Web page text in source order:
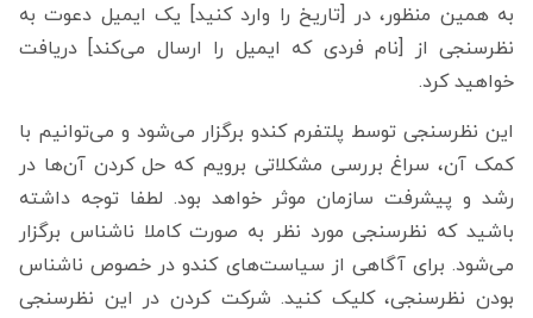
به همین منظور، در [تاریخ را وارد کنید] یک ایمیل دعوت به
نظرسنجی از [نام فردی که ایمیل را ارسال می‌کند] دریافت
خواهید کرد.
این نظرسنجی توسط پلتفرم کندو برگزار می‌شود و می‌توانیم با
کمک آن، سراغ بررسی مشکلاتی برویم که حل کردن آن‌ها در
رشد و پیشرفت سازمان موثر خواهد بود. لطفا توجه داشته
باشید که نظرسنجی مورد نظر به صورت کاملا ناشناس برگزار
می‌شود. برای آگاهی از سیاست‌های کندو در خصوص ناشناس
بودن نظرسنجی، کلیک کنید. شرکت کردن در این نظرسنجی